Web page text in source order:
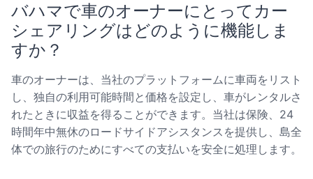
バハマで車のオーナーにとってカー
シェアリングはどのように機能しま
すか？
車のオーナーは、当社のプラットフォームに車両をリスト
し、独自の利用可能時間と価格を設定し、車がレンタルさ
れたときに収益を得ることができます。当社は保険、24
時間年中無休のロードサイドアシスタンスを提供し、島全
体での旅行のためにすべての支払いを安全に処理します。